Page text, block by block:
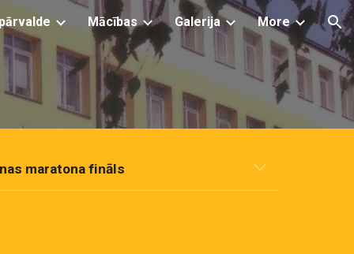
Mācības Galerija More
maratona fināls